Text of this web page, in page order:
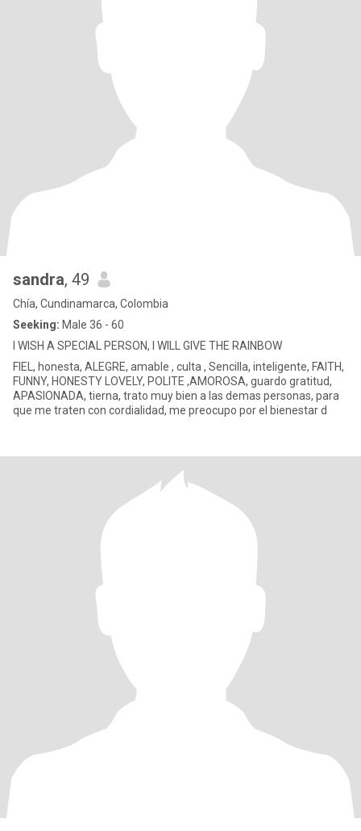
sandra, 49
Chía, Cundinamarca, Colombia
Seeking: Male 36 - 60
I WISH A SPECIAL PERSON, I WILL GIVE THE RAINBOW
FIEL, honesta, ALEGRE, amable , culta , Sencilla, inteligente, FAITH,
FUNNY, HONESTY LOVELY, POLITE ,AMOROSA, guardo gratitud,
APASIONADA, tierna, trato muy bien a las demas personas, para
que me traten con cordialidad, me preocupo por el bienestar d